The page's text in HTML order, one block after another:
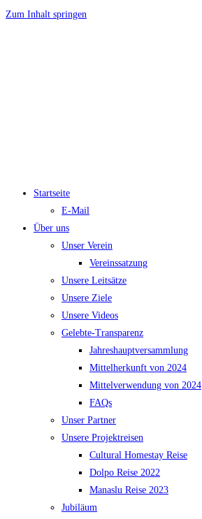
Zum Inhalt springen
Startseite
E-Mail
Über uns
Unser Verein
Vereinssatzung
Unsere Leitsätze
Unsere Ziele
Unsere Videos
Gelebte-Transparenz
Jahreshauptversammlung
Mittelherkunft von 2024
Mittelverwendung von 2024
FAQs
Unser Partner
Unsere Projektreisen
Cultural Homestay Reise
Dolpo Reise 2022
Manaslu Reise 2023
Jubiläum